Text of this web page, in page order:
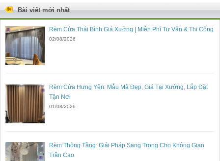
Bài viết mới nhất
Rèm Cửa Thái Bình Giá Xưởng | Miễn Phí Tư Vấn & Thi Công
02/08/2026
Rèm Cửa Hưng Yên: Mẫu Mã Đẹp, Giá Tại Xưởng, Lắp Đặt
Tận Nơi
01/08/2026
Rèm Thông Tầng: Giải Pháp Sang Trọng Cho Không Gian
Trần Cao